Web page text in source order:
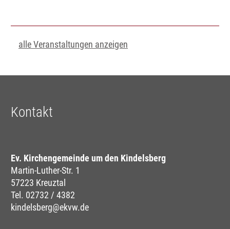
alle Veranstaltungen anzeigen
Kontakt
Ev. Kirchengemeinde um den Kindelsberg
Martin-Luther-Str. 1
57223 Kreuztal
Tel. 02732 / 4382
kindelsberg@ekvw.de